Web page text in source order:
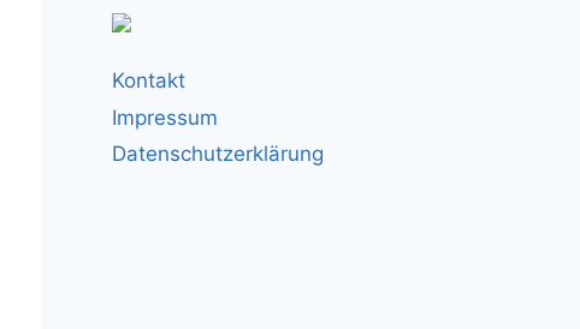
Kontakt
Impressum
Datenschutzerklärung